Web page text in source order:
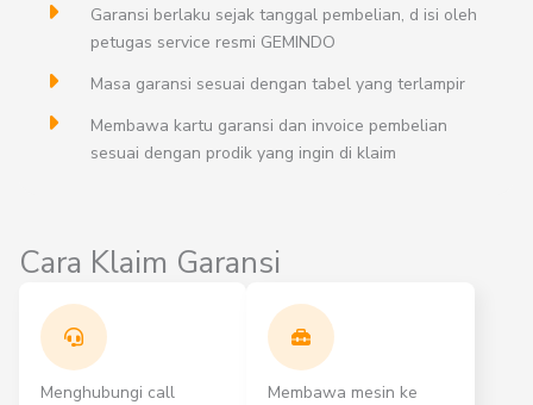
Garansi berlaku sejak tanggal pembelian, d isi oleh
petugas service resmi GEMINDO
Masa garansi sesuai dengan tabel yang terlampir
Membawa kartu garansi dan invoice pembelian
sesuai dengan prodik yang ingin di klaim
Cara Klaim Garansi
Menghubungi call
Membawa mesin ke